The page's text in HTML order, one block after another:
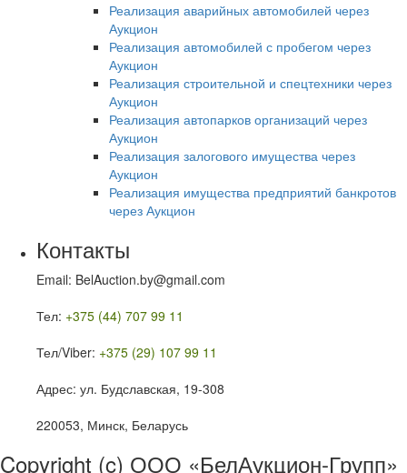
Реализация аварийных автомобилей через
Аукцион
Реализация автомобилей с пробегом через
Аукцион
Реализация строительной и спецтехники через
Аукцион
Реализация автопарков организаций через
Аукцион
Реализация залогового имущества через
Аукцион
Реализация имущества предприятий банкротов
через Аукцион
Контакты
Email: BelAuction.by@gmail.com
Тел: +375 (44) 707 99 11
Тел/Viber: +375 (29) 107 99 11
Адрес: ул. Будславская, 19-308
220053, Минск, Беларусь
Copyright (c) ООО «БелАукцион-Групп»